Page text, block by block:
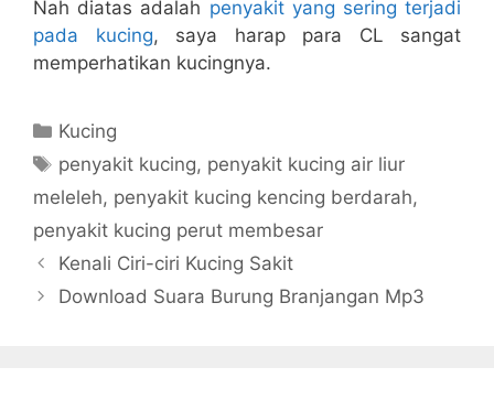
Nah diatas adalah penyakit yang sering terjadi
pada kucing, saya harap para CL sangat
memperhatikan kucingnya.
Categories
Kucing
Tags
penyakit kucing, penyakit kucing air liur
meleleh, penyakit kucing kencing berdarah,
penyakit kucing perut membesar
Kenali Ciri-ciri Kucing Sakit
Download Suara Burung Branjangan Mp3